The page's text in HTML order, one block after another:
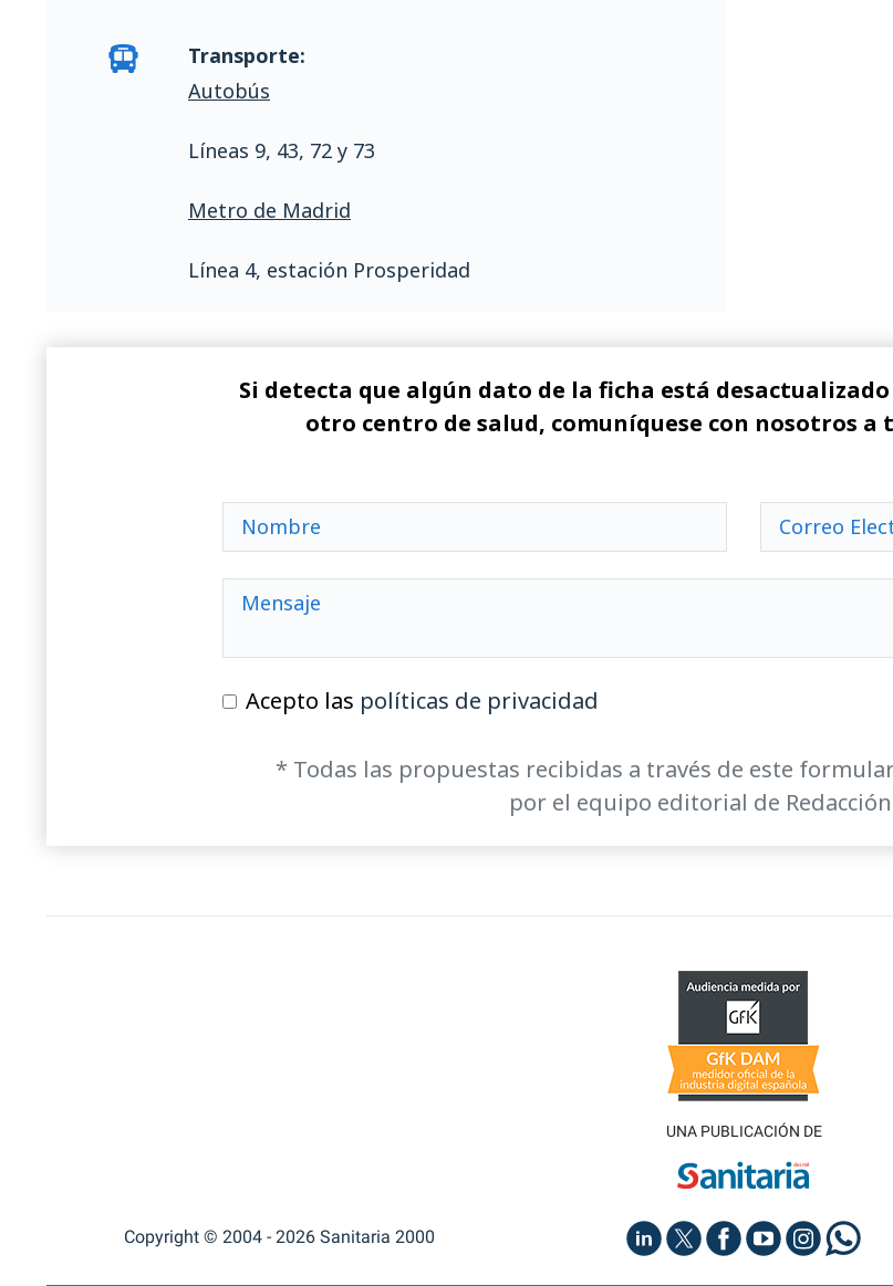
Transporte:
Autobús
Líneas 9, 43, 72 y 73
Metro de Madrid
Línea 4, estación Prosperidad
Si detecta que algún dato de la ficha está
otro centro de salud, comuníquese con nosotros
Acepto las políticas de privacidad
* Todas las propuestas recibidas a través de este
por el equipo editorial de
UNA PUBLICACIÓN DE
Copyright © 2004 - 2026 Sanitaria 2000